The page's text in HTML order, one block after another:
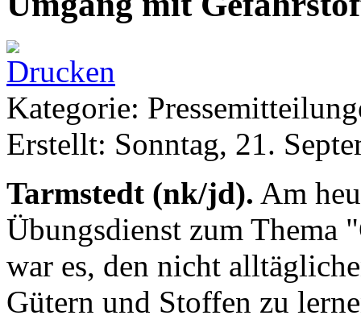
Kategorie:
Erstellt: Sonntag, 21.
Tarmstedt (nk/jd). Am
Übungsdienst zum Thema
war es, den nicht
Gütern und Stoffen zu